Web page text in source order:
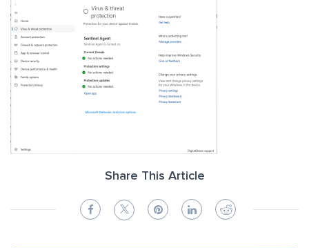
Share This Article